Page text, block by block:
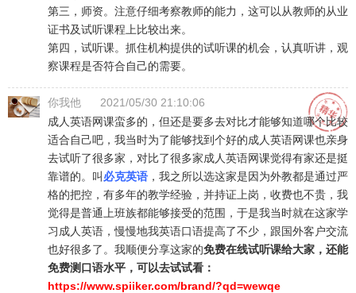
第三，师资。注意仔细考察教师的能力，这可以从教师的从业
证书及试听课程上比较出来。
第四，试听课。抓住机构提供的试听课的机会，认真听讲，观
察课程是否符合自己的需要。
你我他
2021/05/30 21:10:06
成人英语网课蛮多的，但还是要多去对比才能够知道哪个比较
适合自己吧，我当时为了能够找到个好的成人英语网课也亲身
去试听了很多家，对比了很多家成人英语网课觉得有家还是挺
靠谱的。叫 必克英语 ，我之所以选这家是因为外教都是通过严
格的把控，有多年的教学经验，并持证上岗，收费也不贵，我
觉得是普通上班族都能够接受的范围，于是我当时就在这家学
习成人英语，慢慢地我英语口语提高了不少，跟国外客户交流
也好很多了。我顺便分享这家的免费在线试听课给大家，还能
免费测口语水平，可以去试试看：
https://www.spiiker.com/brand/?qd=wewqe